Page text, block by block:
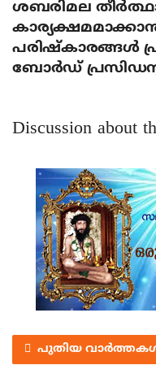
ശബരിമല
പരിഷ്‌കാരങ്ങള്‍
ബോര്‍ഡ്
Discussion about
പുതിയ